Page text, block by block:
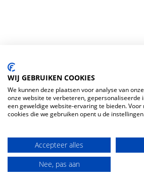
WIJ GEBRUIKEN COOKIES
We kunnen deze plaatsen voor analyse van
onze website te verbeteren, gepersonaliseerde
een geweldige website-ervaring te bieden.
cookies die we gebruiken opent u de
Accepteer alles
Nee, pas aan